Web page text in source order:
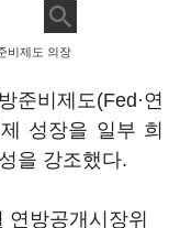
비제도 의장
준비제도(Fed·연
성장을 일부 희
을 강조했다.
방공개시장위